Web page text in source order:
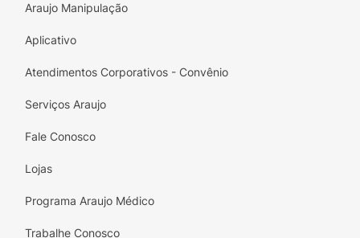
digestibilidade.
Beleza da Pelagem:
saudáveis e brilhantes.
Ambiente Agradável:
Schidigera para
de diferentes idades (Adultos e Filhotes).
Especificações Técnicas:
Marca:Qualis / Papa-Cats
Araujo Manipulação
Aplicativo
Atendimentos Corporativos - Convênio
Serviços Araujo
Fale Conosco
Lojas
Programa Araujo Médico
Trabalhe Conosco